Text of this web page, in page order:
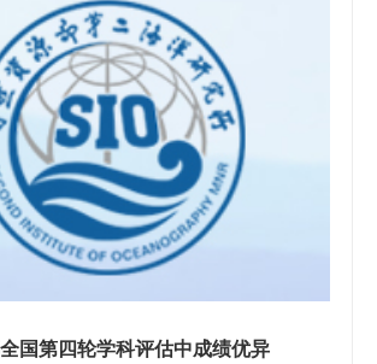
国第四轮学科评估中成绩优异